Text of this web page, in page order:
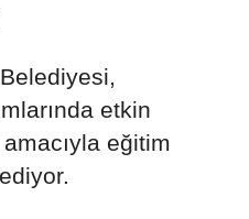
etkin
eğitim